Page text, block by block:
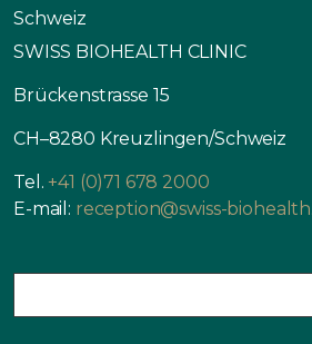
Schweiz
SWISS BIOHEALTH CLINIC
Brückenstrasse 15
CH–8280 Kreuzlingen/Schweiz
Tel. +41 (0)71 678 2000
E-mail: reception@swiss-